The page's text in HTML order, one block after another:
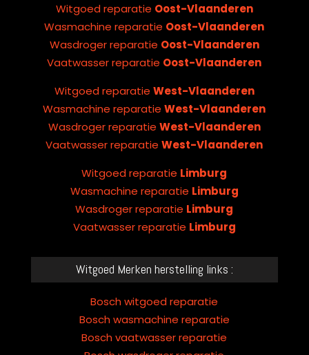
Witgoed reparatie Oost-Vlaanderen
Wasmachine reparatie Oost-Vlaanderen
Wasdroger reparatie Oost-Vlaanderen
Vaatwasser reparatie Oost-Vlaanderen
Witgoed reparatie West-Vlaanderen
Wasmachine reparatieWest-Vlaanderen
Wasdroger reparatie West-Vlaanderen
Vaatwasser reparatieWest-Vlaanderen
Witgoed reparatie Limburg
Wasmachine reparatie Limburg
Wasdroger reparatie Limburg
Vaatwasser reparatie Limburg
Witgoed Merken herstelling links :
Bosch witgoed reparatie
Bosch wasmachine reparatie
Bosch vaatwasser reparatie